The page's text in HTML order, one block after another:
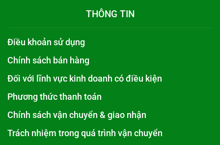
THÔNG TIN
Điều khoản sử dụng
Chính sách bán hàng
Đối với lĩnh vực kinh doanh có điều kiện
Phương thức thanh toán
Chính sách vận chuyển & giao nhận
Trách nhiệm trong quá trình vận chuyển